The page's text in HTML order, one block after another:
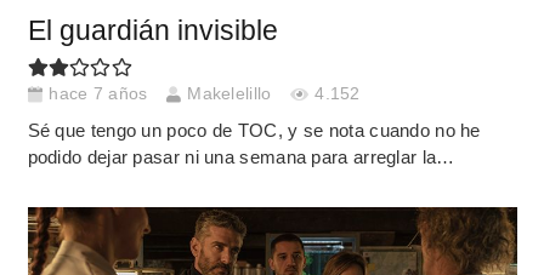
El guardián invisible
hace 7 años Makelelillo 4.152
Sé que tengo un poco de TOC, y se nota cuando no he
podido dejar pasar ni una semana para arreglar la…